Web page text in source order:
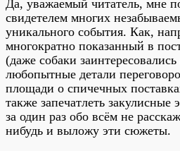
Да, уважаемый читатель, мне
свидетелем многих
уникального события. Как,
многократно показанный в
(даже собаки
любопытные детали
площади о спичечных
также запечатлеть
за один раз обо всём не
нибудь и выложу эти сюжеты.